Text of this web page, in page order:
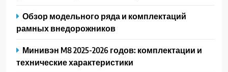
Обзор модельного ряда и комплектаций
рамных внедорожников
Минивэн M8 2025-2026 годов: комплектации и
технические характеристики